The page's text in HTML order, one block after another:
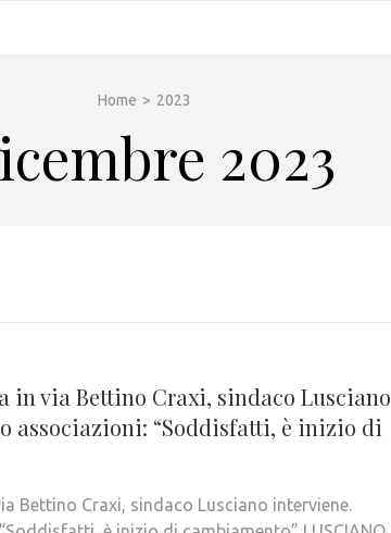
Home > 2023
2023
in via Bettino Craxi, sindaco Lusciano
associazioni: “Soddisfatti, è inizio di
Bettino Craxi, sindaco Lusciano interviene.